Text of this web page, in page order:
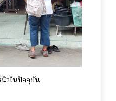
วในปัจจุบัน